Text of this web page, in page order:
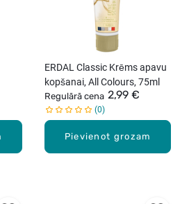
Pievienot grozam
ERDAL Classic Krēms apavu
kopšanai, All Colours, 75ml
Regulārā cena 2,99 €
0